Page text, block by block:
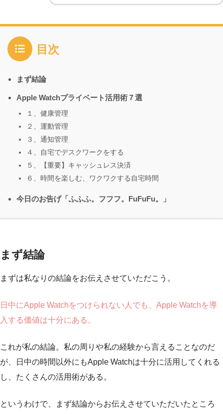
目次
まず結論
Apple Watchプライベート活用術７選
１、健康管理
２、運動管理
３、通知管理
４、自宅でデスクワークをする
５、【重要】キャッシュレス決済
６、時間を楽しむ、ワクワクする自宅時間
今日のお告げ「ふふふ。フフフ。FuFuFu。」
まず結論
まずは私なりの結論をお伝えさせていただこう。
日中にApple Watchをつけられない人でも、Apple Watchを導
入する価値は十分にある。
これが私の結論。私の周りや私の経験から言えることなのだ
が、日中の時間以外にもApple Watchは十分に活用してくれる
し、たくさんの活用術がある。
というわけで、まず結論からお伝えさせていただいたところ